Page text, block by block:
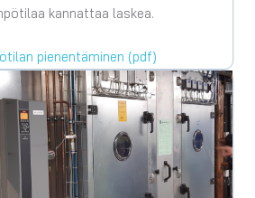
kannattaa laskea.
pienentäminen (pdf)